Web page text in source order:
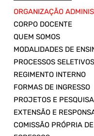
ORGANIZAÇÃO
CORPO DOCENTE
QUEM SOMOS
MODALIDADES DE
PROCESSOS SELETIVOS
REGIMENTO INTERNO
FORMAS DE INGRESSO
PROJETOS E
EXTENSÃO E
COMISSÃO PRÓPRIA